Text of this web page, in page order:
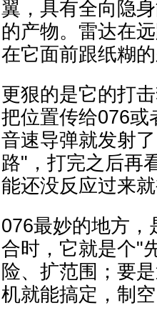
翼，具有全向隐
的产物。雷达在
在它面前跟纸糊的
更狠的是它的打
把位置传给076或
音速导弹就发射
路"，打完之后再
能还没反应过来
076最妙的地方，
合时，它就是个"
险、扩范围；要
机就能搞定，制